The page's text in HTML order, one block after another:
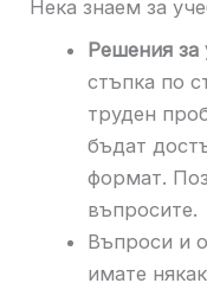
Нека знаем за
Решения за
стъпка по
труден
бъдат
формат.
въпросите.
Въпроси и
имате